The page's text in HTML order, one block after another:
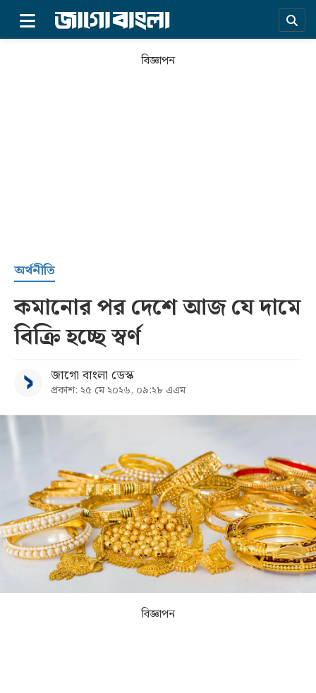
সর্বশেষ
বিভাগ
কনভার্টার
বিজ্ঞাপন
অর্থনীতি
কমানোর পর দেশে আজ যে দামে
বিক্রি হচ্ছে স্বর্ণ
জাগো বাংলা ডেস্ক
প্রকাশ: ২৫ মে ২০২৬, ০৯:২৮ এএম
বিজ্ঞাপন